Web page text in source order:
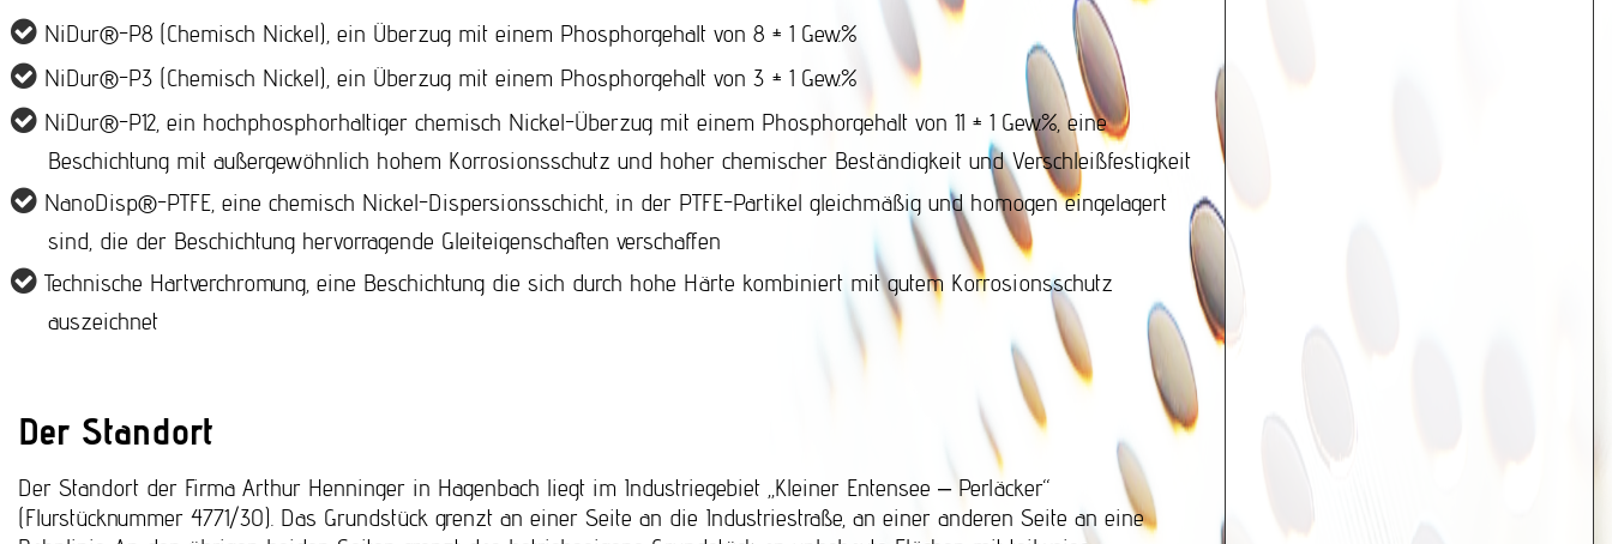
NiDur®-P8 (Chemisch Nickel), ein Überzug mit einem Phosphorgehalt von 8 ± 1 Gew.%
NiDur®-P3 (Chemisch Nickel), ein Überzug mit einem Phosphorgehalt von 3 ± 1 Gew.%
NiDur®-P12, ein hochphosphorhaltiger chemisch Nickel-Überzug mit einem Phosphorgehalt von 11 ± 1 Gew.%, eine
Beschichtung mit außergewöhnlich hohem Korrosionsschutz und hoher chemischer Beständigkeit und Verschleißfestigkeit
NanoDisp®-PTFE, eine chemisch Nickel-Dispersionsschicht, in der PTFE-Partikel gleichmäßig und homogen eingelagert
sind, die der Beschichtung hervorragende Gleiteigenschaften verschaffen
Technische Hartverchromung, eine Beschichtung die sich durch hohe Härte kombiniert mit gutem Korrosionsschutz
auszeichnet
Der Standort
Der Standort der Firma Arthur Henninger in Hagenbach liegt im Industriegebiet „Kleiner Entensee – Perläcker“
(Flurstücknummer 4771/30). Das Grundstück grenzt an einer Seite an die Industriestraße, an einer anderen Seite an eine